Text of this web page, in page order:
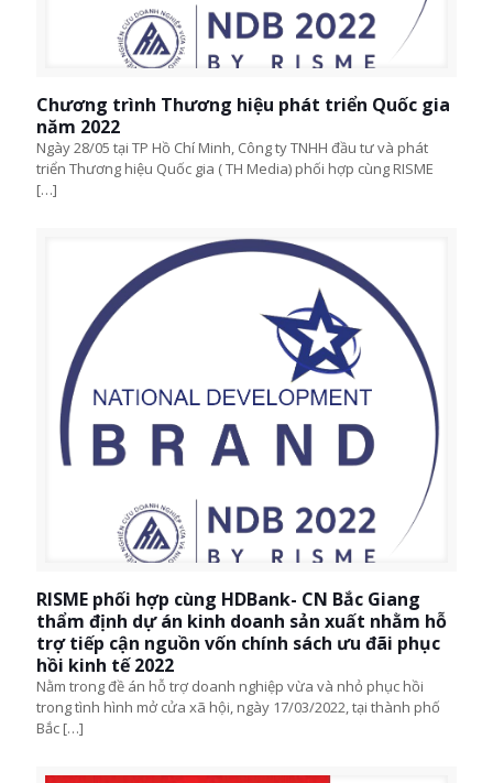
Chương trình Thương hiệu phát triển Quốc gia
năm 2022
Ngày 28/05 tại TP Hồ Chí Minh, Công ty TNHH đầu tư và phát
triển Thương hiệu Quốc gia ( TH Media) phối hợp cùng RISME
[…]
RISME phối hợp cùng HDBank- CN Bắc Giang
thẩm định dự án kinh doanh sản xuất nhằm hỗ
trợ tiếp cận nguồn vốn chính sách ưu đãi phục
hồi kinh tế 2022
Nằm trong đề án hỗ trợ doanh nghiệp vừa và nhỏ phục hồi
trong tình hình mở cửa xã hội, ngày 17/03/2022, tại thành phố
Bắc […]